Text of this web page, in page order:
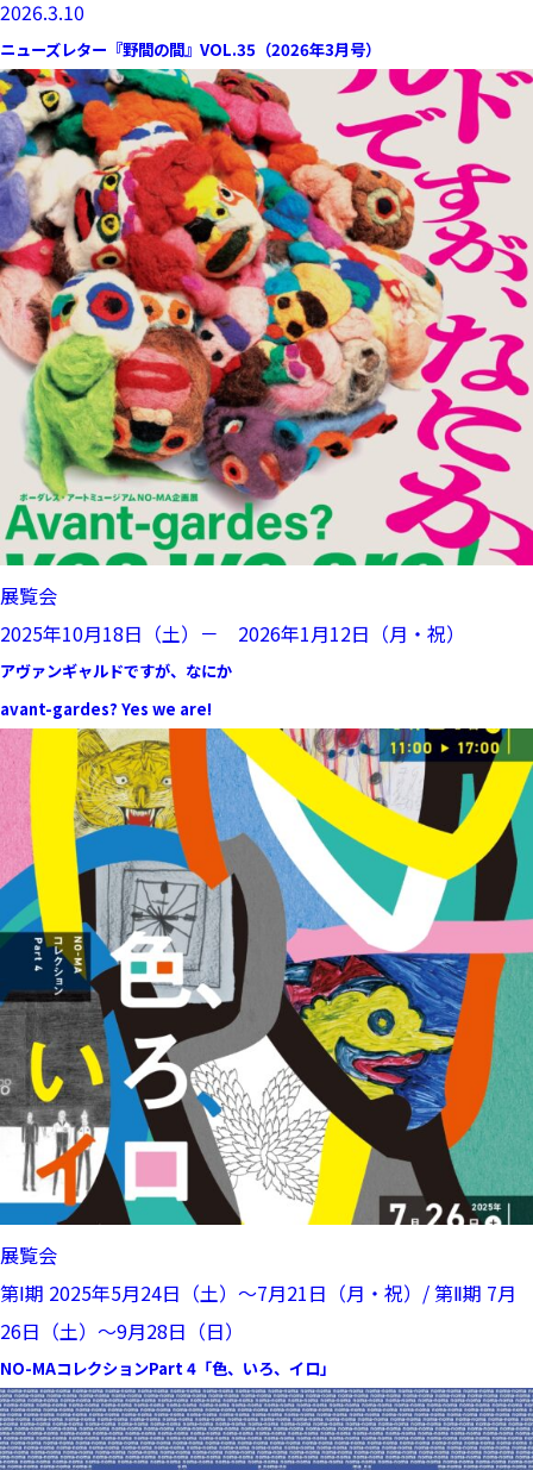
2026.3.10
ニューズレター『野間の間』VOL.35（2026年3月号）
展覧会
2025年10月18日（土）－ 2026年1月12日（月・祝）
アヴァンギャルドですが、なにか
avant-gardes? Yes we are!
展覧会
第Ⅰ期 2025年5月24日（土）～7月21日（月・祝）/ 第Ⅱ期 7月
26日（土）～9月28日（日）
NO-MAコレクションPart 4「色、いろ、イロ」